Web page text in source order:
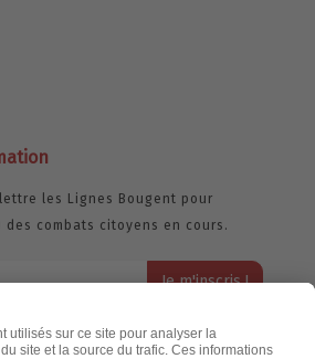
lettre les Lignes Bougent pour
des combats citoyens en cours.
notre politique de confidentialité,